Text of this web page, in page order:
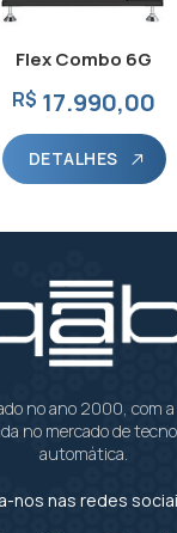
Flex Combo 6G
R$ 17.990,00
DETALHES
no ano 2000, com
no mercado de
automática.
nos nas redes